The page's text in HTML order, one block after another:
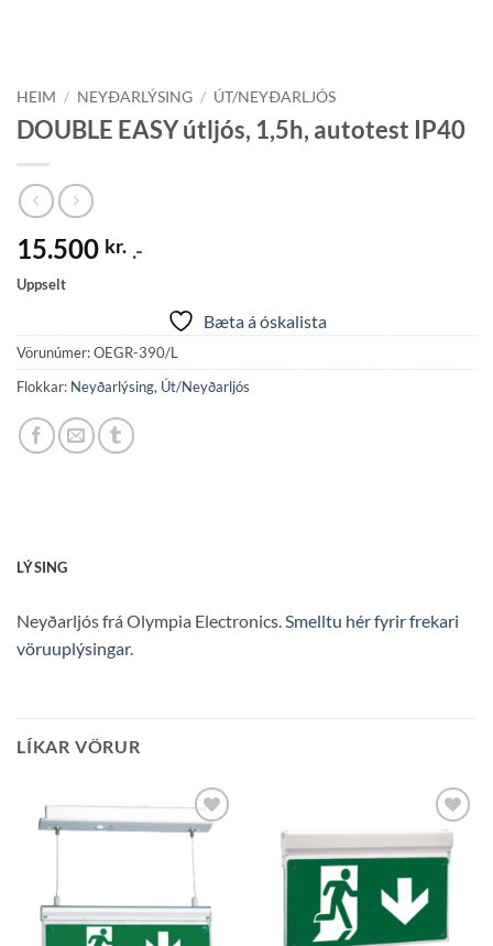
HEIM / NEYÐARLÝSING / ÚT/NEYÐARLJÓS
DOUBLE EASY útljós, 1,5h, autotest IP40
15.500 kr. .-
Uppselt
Bæta á óskalista
Vörunúmer:OEGR-390/L
Flokkar: Neyðarlýsing, Út/Neyðarljós
LÝSING
Neyðarljós frá Olympia Electronics.Smelltu hér fyrir frekari
vöruuplýsingar.
LÍKAR VÖRUR
Bæta á
óskalista
Bæta á
óskalista